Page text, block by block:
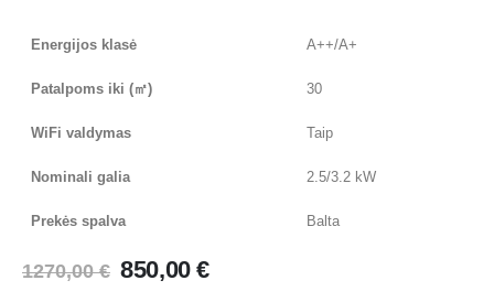
Energijos klasė A++/A+
Patalpoms iki (㎡) 30
WiFi valdymas Taip
Nominali galia 2.5/3.2 kW
Prekės spalva Balta
1270,00€ 850,00€